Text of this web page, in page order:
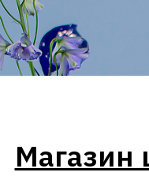
Магазин